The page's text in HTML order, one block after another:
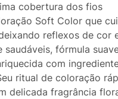
cobertura dos fios
Soft Color que
reflexos de cor
saudáveis, fórmula
com
ritual de coloração
delicada fragrância